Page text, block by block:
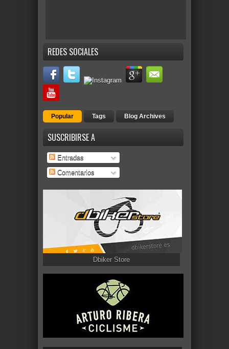
REDES SOCIALES
Popular Tags Blog Archives
SUSCRIBIRSE A
Entradas
Comentarios
Dbiker Store